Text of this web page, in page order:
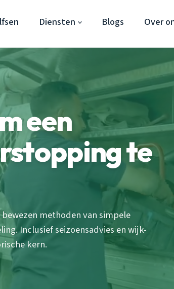
Diensten Blogs Over
een
te
methoden van simpele
Inclusief seizoensadvies en wijk-
kern.